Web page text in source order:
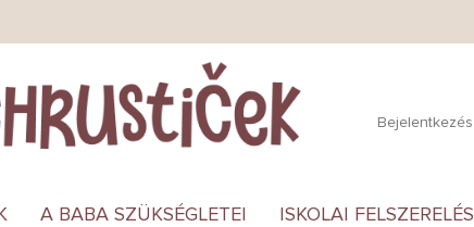
Bejelentkezés
A BABA SZÜKSÉGLETEI ISKOLAI FELSZERELÉS